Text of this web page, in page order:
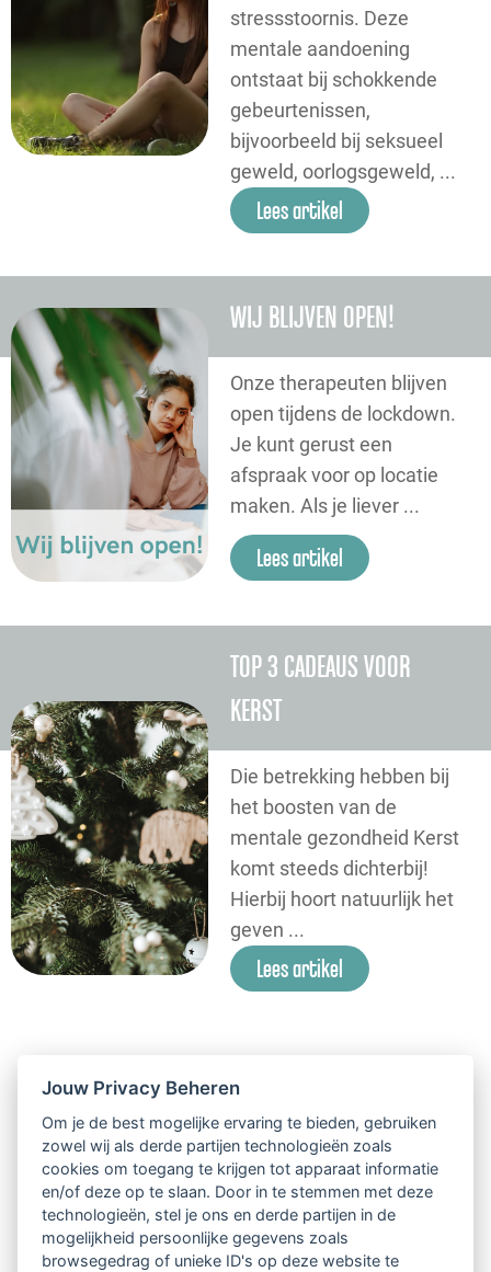
stressstoornis. Deze
mentale aandoening
ontstaat bij schokkende
gebeurtenissen,
bijvoorbeeld bij seksueel
geweld, oorlogsgeweld, ...
Lees artikel
WIJ BLIJVEN OPEN!
Onze therapeuten blijven
open tijdens de lockdown.
Je kunt gerust een
afspraak voor op locatie
maken. Als je liever ...
Lees artikel
TOP 3 CADEAUS VOOR
KERST
Die betrekking hebben bij
het boosten van de
mentale gezondheid Kerst
komt steeds dichterbij!
Hierbij hoort natuurlijk het
geven ...
Lees artikel
Jouw Privacy Beheren
Om je de best mogelijke ervaring te bieden, gebruiken
zowel wij als derde partijen technologieën zoals
cookies om toegang te krijgen tot apparaat informatie
en/of deze op te slaan. Door in te stemmen met deze
technologieën, stel je ons en derde partijen in de
mogelijkheid persoonlijke gegevens zoals
browsegedrag of unieke ID's op deze website te